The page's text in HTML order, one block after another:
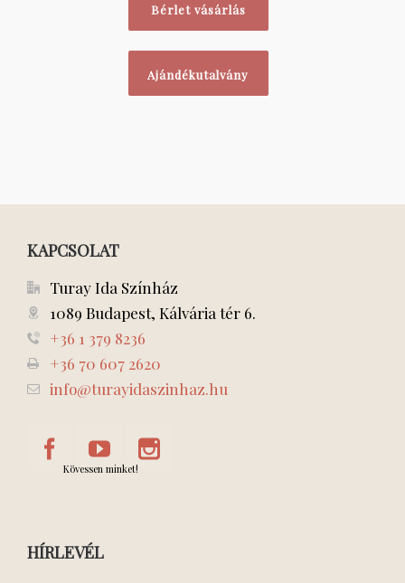
Bérlet vásárlás
Ajándékutalvány
KAPCSOLAT
Turay Ida Színház
1089 Budapest, Kálvária tér 6.
+36 1 379 8236
+36 70 607 2620
info@turayidaszinhaz.hu
Kövessen minket!
HÍRLEVÉL